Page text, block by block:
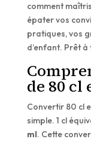
comment
épater vos
pratiques, vos
d’enfant. Prêt
de 80 cl
Convertir 80 cl
simple. 1 cl
ml. Cette